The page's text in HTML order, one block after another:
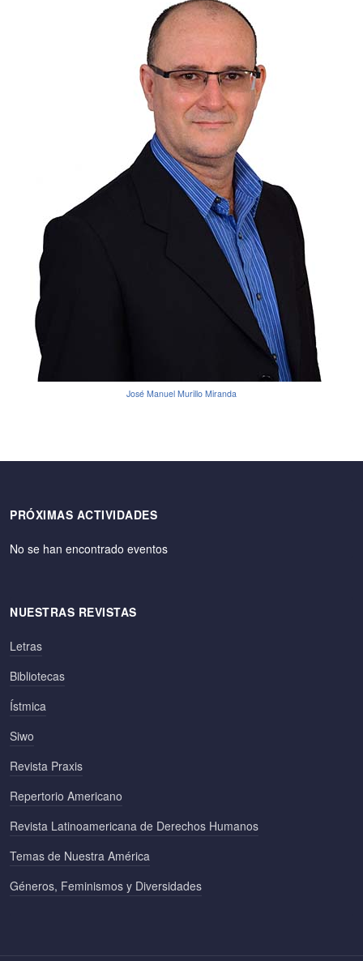
José Manuel Murillo Miranda
PRÓXIMAS ACTIVIDADES
No se han encontrado eventos
NUESTRAS REVISTAS
Letras
Bibliotecas
Ístmica
Siwo
Revista Praxis
Repertorio Americano
Revista Latinoamericana de Derechos Humanos
Temas de Nuestra América
Géneros, Feminismos y Diversidades